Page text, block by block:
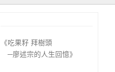
《吃果籽 拜樹頭
─廖述宗的人生回憶》